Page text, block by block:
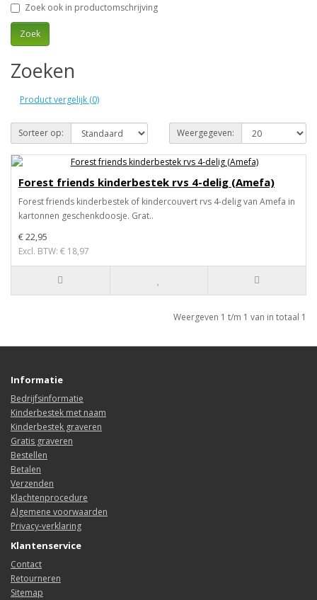
Zoek ook in productomschrijving
Zoeken
Product vergelijk (0)
Sorteer op: Weergegeven:
Forest friends kinderbestek rvs 4-delig (Amefa)
Forest friends kinderbestek of kindercouvert rvs 4-delig van Amefa in
kartonnen geschenkdoosje. Grat..
€ 22,95
Excl. BTW: € 18,97
Weergeven 1 t/m 1 van in totaal 1
Informatie
Bedrijfsinformatie
Kinderbestek met naam
Kinderbestek graveren
Gratis graveren
Bestellen
Betalen
Verzenden
Klachtenprocedure
Algemene voorwaarden
Privacy-verklaring
Klantenservice
Contact
Retourneren
Sitemap